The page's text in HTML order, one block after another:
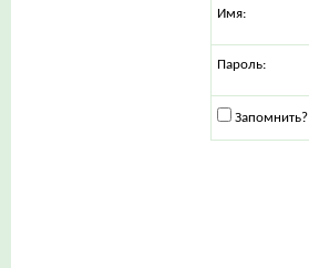
Имя:
Пароль:
Запомнить?